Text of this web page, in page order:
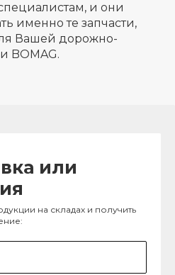
и они
именно те запчасти,
Вашей дорожно-
BOMAG.
или
на складах и получить